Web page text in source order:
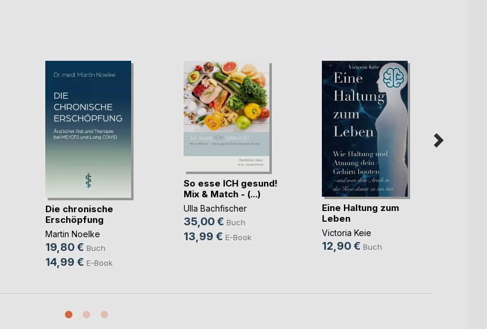
Die chronische
Erschöpfung
Martin Noelke
19,80 € Buch
14,99 € E-Book
So esse ICH gesund!
Mix & Match - (...)
Ulla Bachfischer
35,00 € Buch
13,99 € E-Book
Eine Haltung zum
Leben
Victoria Keie
12,90 € Buch